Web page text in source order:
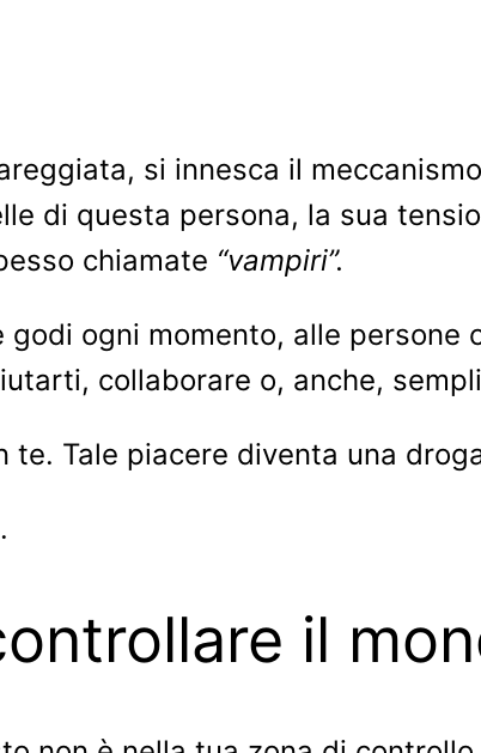
si innesca il
di questa persona, la sua
chiamate “vampiri”.
ogni momento, alle
collaborare o, anche,
te. Tale piacere diventa una
il